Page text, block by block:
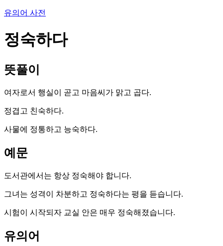
유의어 사전
정숙하다
뜻풀이
여자로서 행실이 곧고 마음씨가 맑고 곱다.
정겹고 친숙하다.
사물에 정통하고 능숙하다.
예문
도서관에서는 항상 정숙해야 합니다.
그녀는 성격이 차분하고 정숙하다는 평을 듣습니다.
시험이 시작되자 교실 안은 매우 정숙해졌습니다.
유의어